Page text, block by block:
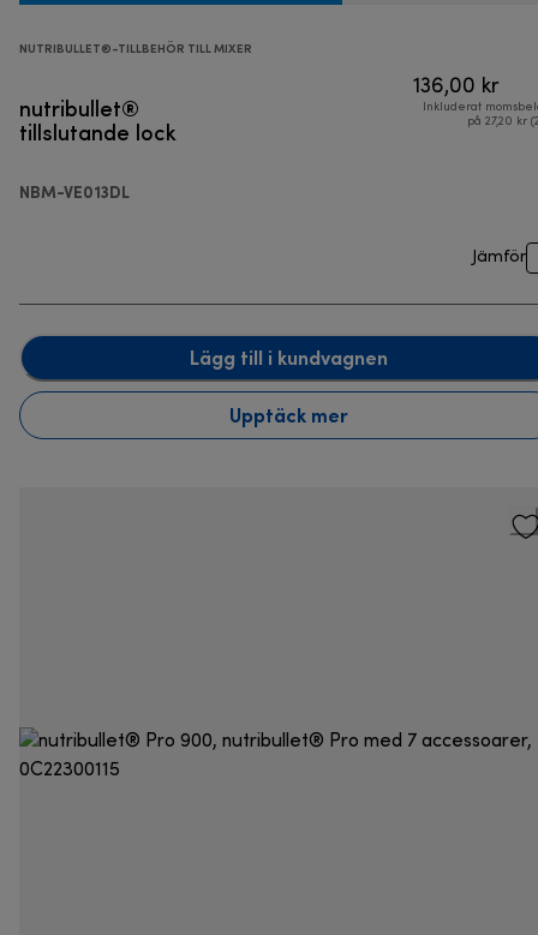
NUTRIBULLET®-TILLBEHÖR TILL MIXER
nutribullet®
tillslutande lock
NBM-VE013DL
136,00 kr
Inkluderat
på 27,20 kr
Jämför
Lägg till i kundvagnen
Upptäck mer